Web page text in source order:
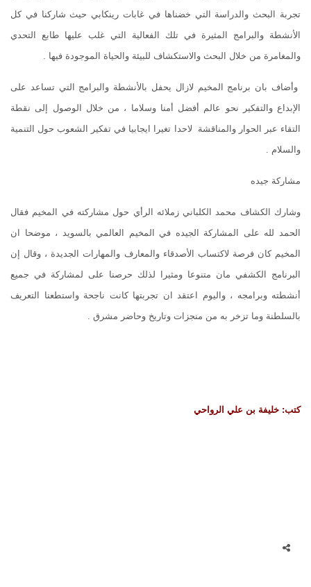
تجربة البحث والدراسة التي خضناها في غابات رينكابي حيث شاركنا في كل
الأنشطة والبرامج المثيرة في تلك الفعالية التي غلب عليها طابع التحدي
والمغامرة من خلال البحث والاستكشاف للبيئة والحياة الموجودة فيها .
وأضاف بان برنامج المخيم لازال يحفل بالأنشطة والبرامج التي تساعد على
الإبداع والتفكير نحو عالم أفضل أمنا وسلاما ، من خلال الوصول إلى نقطة
التقاء عبر الحوار والمناقشة لاحدا تغيرا ايجابيا في تفكير الشعوب حول التنمية
والسلام .
مشاركة جيده
وشارك الكشاف محمد الكلباني زملائه الرأي حول مشاركته في المخيم فقال
الحمد لله على المشاركة الجيده في المخيم العالمي بالسويد ، موضحا ان
المخيم كان فرصة لاكتساب الأصدقاء والمعارف والمهارات الجديدة ، وقال إن
البرنامج الكشفي مان متنوعا ومثيرا لذلك حرصنا على لمشاركة في جميع
أنشطته وبرامجه ، واليوم اعتقد ان تجربتها كانت ناجحة واستطعنا التعريف
بالسلطنة وما تزخر به من منجزات وتاريخ وحاضر مشرق .
كتب: خليفة بن علي الرواحي